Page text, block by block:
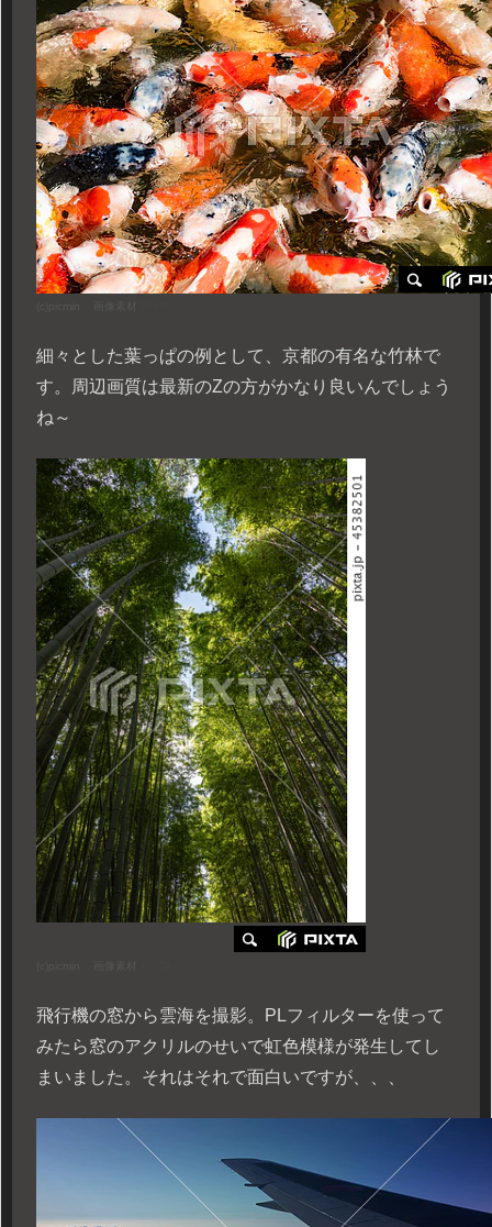
細々とした葉っぱの例として、京都の有名な竹林で
す。周辺画質は最新のZの方がかなり良いんでしょう
ね～
飛行機の窓から雲海を撮影。PLフィルターを使って
みたら窓のアクリルのせいで虹色模様が発生してし
まいました。それはそれで面白いですが、、、